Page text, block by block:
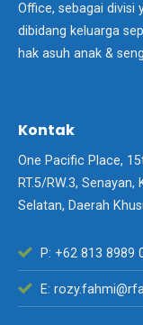
Office, sebagai divisi
dibidang keluarga
hak asuh anak &
Kontak
One Pacific Place,
RT.5/RW.3,
Selatan, Daerah
P: +62 813 8989
E: